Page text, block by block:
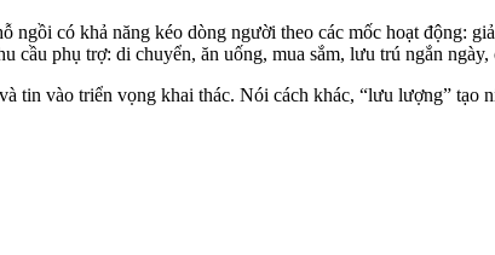
có khả năng kéo dòng người theo các mốc hoạt động:
phụ trợ: di chuyển, ăn uống, mua sắm, lưu trú ngắn ngày,
tin vào triển vọng khai thác. Nói cách khác, “lưu lượng” tạo